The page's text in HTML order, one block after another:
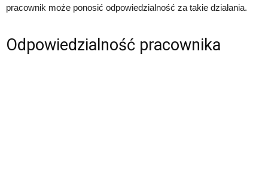
pracownik może ponosić odpowiedzialność za takie działania.
Odpowiedzialność pracownika